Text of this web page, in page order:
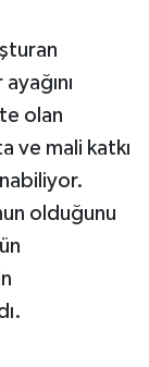
olan
ve mali katkı
olduğunu